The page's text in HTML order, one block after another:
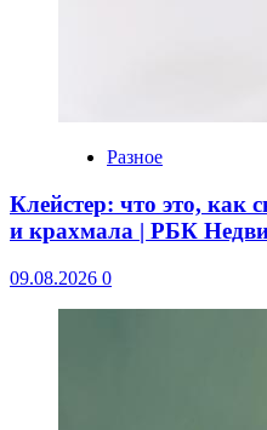
Разное
Клейстер: что это, как
и крахмала | РБК
09.08.2026 0